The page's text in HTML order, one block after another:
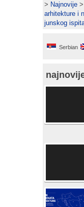
> Najnovije >
arhitekture i
junskog
Serbian